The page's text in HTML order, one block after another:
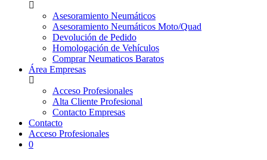
Asesoramiento Neumáticos
Asesoramiento Neumáticos Moto/Quad
Devolución de Pedido
Homologación de Vehículos
Comprar Neumaticos Baratos
Área Empresas
Acceso Profesionales
Alta Cliente Profesional
Contacto Empresas
Contacto
Acceso Profesionales
0